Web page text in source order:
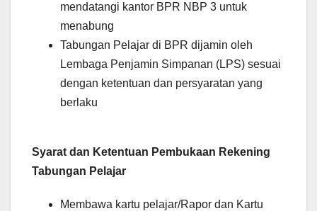
mendatangi kantor BPR NBP 3 untuk
menabung
Tabungan Pelajar di BPR dijamin oleh
Lembaga Penjamin Simpanan (LPS) sesuai
dengan ketentuan dan persyaratan yang
berlaku
Syarat dan Ketentuan Pembukaan Rekening
Tabungan Pelajar
Membawa kartu pelajar/Rapor dan Kartu